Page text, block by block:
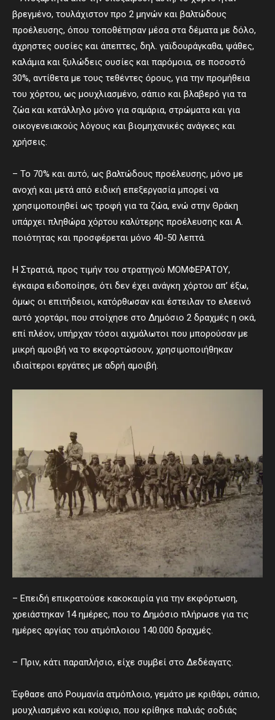
βρεγμένο, τουλάχιστον προ 2 μηνών και βαλτώδους
προέλευσης, όπου τοποθέτησαν μέσα στα δέματα με δόλο,
άχρηστες ουσίες και άπεπτες, δηλ. γαϊδουράγκαθα, ψάθες,
καλάμια και ξυλώδεις ουσίες και παρόμοια, σε ποσοστό
30%, αντίθετα με τους τεθέντες όρους, για την προμήθεια
του χόρτου, ως μουχλιασμένο, σάπιο και βλαβερό για τα
ζώα και κατάλληλο μόνο για σαμάρια, στρώματα και για
οικογενειακούς λόγους και βιομηχανικές ανάγκες και
χρήσεις.
– Το 70% και αυτό, ως βαλτώδους προέλευσης, μόνο με
ανοχή και μετά από ειδική επεξεργασία μπορεί να
χρησιμοποιηθεί ως τροφή για τα ζώα, ενώ στην Θράκη
υπάρχει πληθώρα χόρτου καλύτερης προέλευσης και Α.
ποιότητας και προσφέρεται μόνο 40-50 λεπτά.
Η Στρατιά, προς τιμήν του στρατηγού ΜΟΜΦΕΡΑΤΟΥ,
έγκαιρα ειδοποίησε, ότι δεν έχει ανάγκη χόρτου απ’ έξω,
όμως οι επιτήδειοι, κατόρθωσαν και έστειλαν το ελεεινό
αυτό χορτάρι, που στοίχησε στο Δημόσιο 2 δραχμές η οκά,
επί πλέον, υπήρχαν τόσοι αιχμάλωτοι που μπορούσαν με
μικρή αμοιβή να το εκφορτώσουν, χρησιμοποιήθηκαν
ιδιαίτεροι εργάτες με αδρή αμοιβή.
– Επειδή επικρατούσε κακοκαιρία για την εκφόρτωση,
χρειάστηκαν 14 ημέρες, που το Δημόσιο πλήρωσε για τις
ημέρες αργίας του ατμόπλοιου 140.000 δραχμές.
– Πριν, κάτι παραπλήσιο, είχε συμβεί στο Δεδέαγατς.
Έφθασε από Ρουμανία ατμόπλοιο, γεμάτο με κριθάρι, σάπιο,
μουχλιασμένο και κούφιο, που κρίθηκε παλιάς σοδιάς